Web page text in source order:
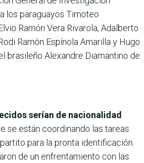
los paraguayos Timoteo
Ramón Vera Rivarola, Adalberto
Ramón Espínola Amarilla y Hugo
brasileño Alexandre Diamantino de
serían de nacionalidad
se están coordinando las tareas
para la pronta identificación.
de un enfrentamiento con las